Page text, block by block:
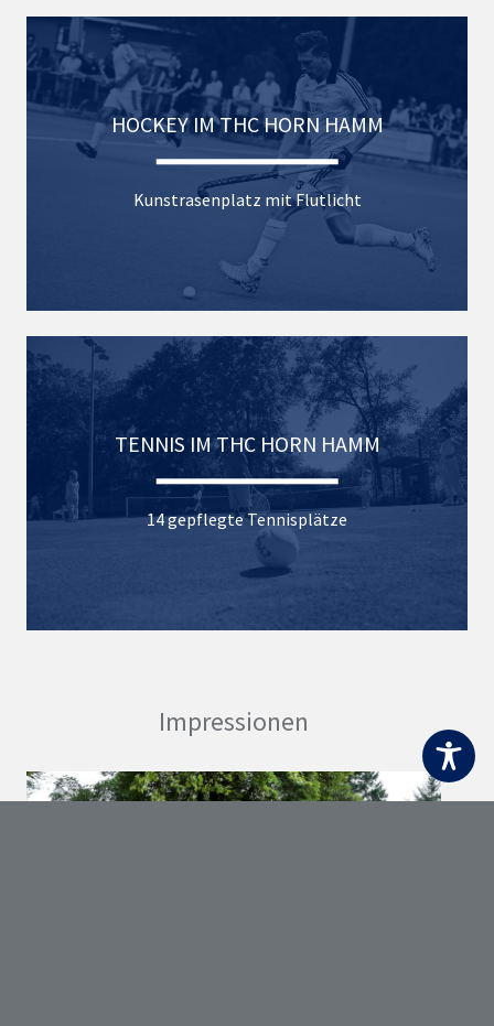
HOCKEY IM THC HORN HAMM
Kunstrasenplatz mit Flutlicht
TENNIS IM THC HORN HAMM
14 gepflegte Tennisplätze
Impressionen